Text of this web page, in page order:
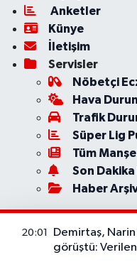
Anketler
Künye
İletişim
Servisler
Nöbetçi
Hava
Trafik
Süper Lig
Tüm
Son
Haber
20:01
Demirtaş,
görüştü: